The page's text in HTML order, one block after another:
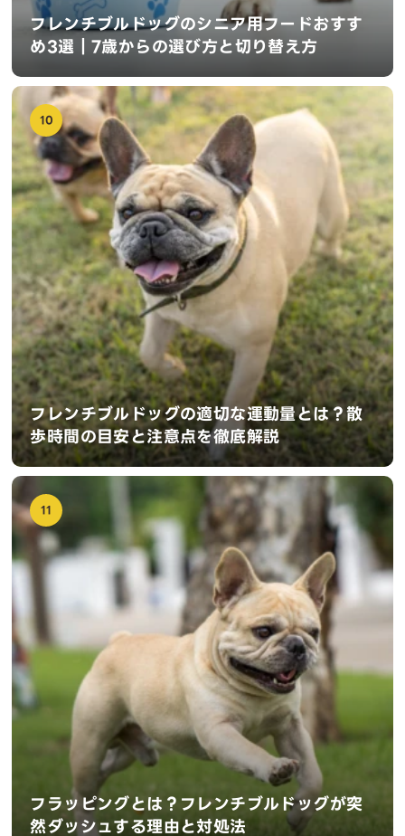
フレンチブルドッグのシニア用フードおすす
め3選｜7歳からの選び方と切り替え方
10
フレンチブルドッグの適切な運動量とは？散
歩時間の目安と注意点を徹底解説
11
フラッピングとは？フレンチブルドッグが突
然ダッシュする理由と対処法